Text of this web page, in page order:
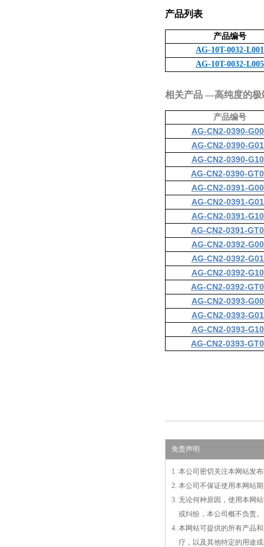
产品列表
产品编号
AG-10T-0032-L001
AG-10T-0032-L005
相关产品 —高纯度的极
产品编号
AG-CN2-0390-
AG-CN2-0390-
AG-CN2-0390-
AG-CN2-0390-
AG-CN2-0391-
AG-CN2-0391-
AG-CN2-0391-
AG-CN2-0391-
AG-CN2-0392-
AG-CN2-0392-
AG-CN2-0392-
AG-CN2-0392-
AG-CN2-0393-
AG-CN2-0393-
AG-CN2-0393-
AG-CN2-0393-
免责声明
1. 本公司密切关注本网站发
2. 本公司不保证使用本网站
3. 无论何种原因，使用本网
或纠纷，本公司概不负责。
4. 本网站可提供的所有产品
疗，以及其他特定的用途